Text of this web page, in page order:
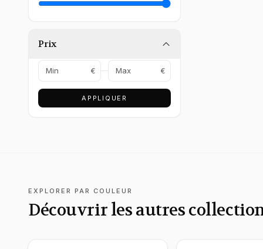
Prix
€ €
APPLIQUER
EXPLORER PAR COULEUR
Découvrir les autres